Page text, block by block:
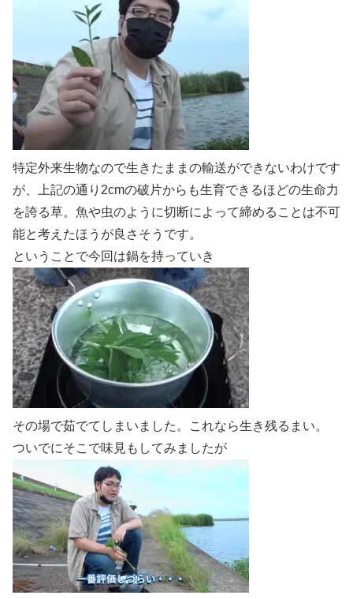
特定外来生物なので生きたままの輸送ができないわけです
が、上記の通り2cmの破片からも生育できるほどの生命力
を誇る草。魚や虫のように切断によって締めることは不可
能と考えたほうが良さそうです。
ということで今回は鍋を持っていき
その場で茹でてしまいました。これなら生き残るまい。
ついでにそこで味見もしてみましたが